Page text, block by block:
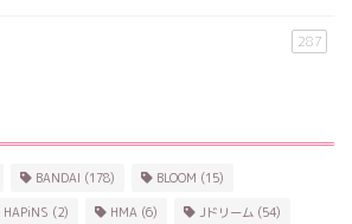
287
BANDAI (178) BLOOM (15)
HAPiNS (2) HMA (6) Jドリーム (54)